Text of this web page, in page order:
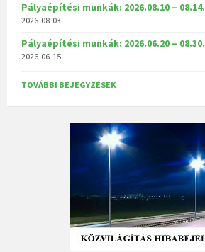
Pályaépítési munkák: 2026.08.10 – 08.14.
2026-08-03
Pályaépítési munkák: 2026.06.20 – 08.30.
2026-06-15
TOVÁBBI BEJEGYZÉSEK